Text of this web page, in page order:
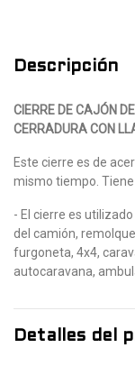
Descripción
CIERRE DE CAJÓN
CERRADURA CON
Este cierre es de
mismo tiempo.
- El cierre es
del camión,
furgoneta, 4x4,
autocaravana,
Detalles del